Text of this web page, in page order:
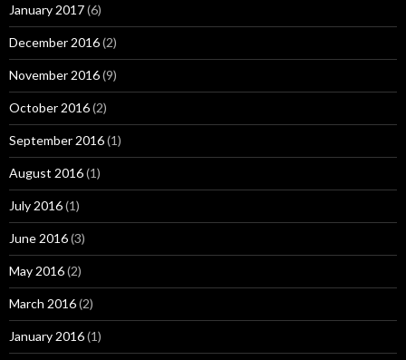
January 2017(6)
December 2016(2)
November 2016(9)
October 2016(2)
September 2016(1)
August 2016(1)
July 2016(1)
June 2016(3)
May 2016(2)
March 2016(2)
January 2016(1)